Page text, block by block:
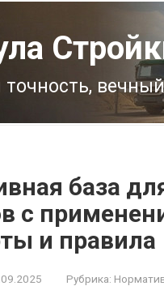
точность,
база
с
и правила
Рубрика: